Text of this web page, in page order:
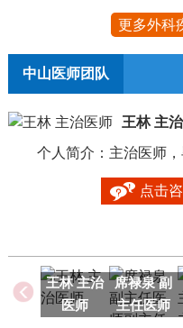
更多外科
中山医师团队
王林 主
个人简介：主治医师
点击
王林 主治
医师
席禄泉 副
主任医师